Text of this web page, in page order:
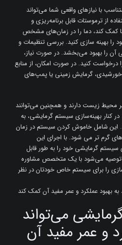
با نیازهای واقعی شما می‌تواند
از ترموستات قابل برنامه‌ریزی و
کمک کند، دما را در زمان‌های مشخص
را بهینه سازی کنید. بررسی تنظیمات و
آن را بهبود می‌بخشد. در صورت نیاز،
کنید. در صورت امکان، از منابع
گرمایش زمینی یا پمپ‌های
بر محیط زیست دارند و همچنین می‌توانند
کنار بهینه‌سازی سیستم گرمایشی، به
این شامل خاموش کردن سیستم در زمان
گرم تر می‌ شود. با اجرای این
سیستم گرمایشی خود را به طور قابل
توصیه می‌شود با یک متخصص مشاوره
را برای سیستم خاص خودتان در نظر
بهبود عملکرد و عمر مفید آن کمک کند
می‌تواند
و عمر مفید آن